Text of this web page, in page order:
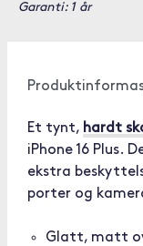
Garanti: 1 år
Et tynt, hardt
iPhone 16 Plus.
ekstra
porter og
Glatt, matt